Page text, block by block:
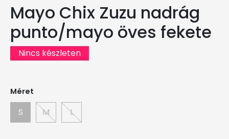
Mayo Chix Zuzu nadrág
punto/mayo öves fekete
Nincs készleten
Méret
S M L